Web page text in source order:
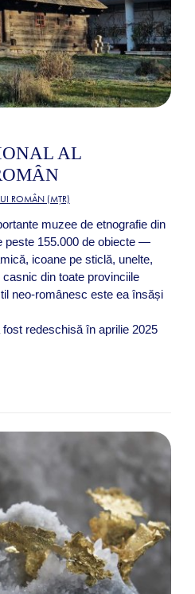
AL
ROMÂN (MȚR)
muzee de etnografie din
peste 155.000 de obiecte —
icoane pe sticlă, unelte,
din toate provinciile
neo-românesc este ea însăși
redeschisă în aprilie 2025